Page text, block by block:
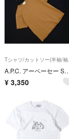
Tシ
A.P.C. アーペーセー SUZANNE KOLLER バッ
¥ 3,350